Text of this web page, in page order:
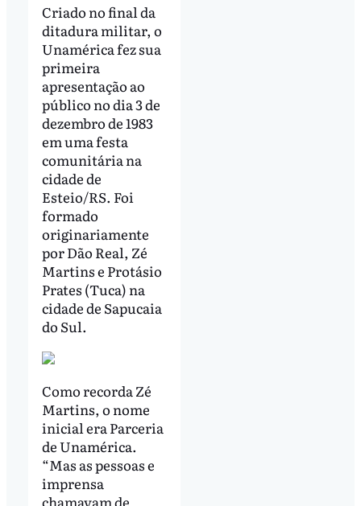
Criado no final da
ditadura militar, o
Unamérica fez sua
primeira
apresentação ao
público no dia 3 de
dezembro de 1983
em uma festa
comunitária na
cidade de
Esteio/RS. Foi
formado
originariamente
por Dão Real, Zé
Martins e Protásio
Prates (Tuca) na
cidade de Sapucaia
do Sul.
Como recorda Zé
Martins, o nome
inicial era Parceria
de Unamérica.
“Mas as pessoas e
imprensa
chamavam de